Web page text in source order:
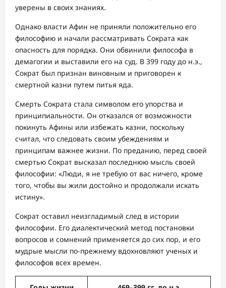
уверены в своих знаниях.
Однако власти Афин не приняли положительно его
философию и начали рассматривать Сократа как
опасность для порядка. Они обвинили философа в
демагогии и выставили его на суд. В 399 году до н.э.,
Сократ был признан виновным и приговорен к
смертной казни путем питья яда.
Смерть Сократа стала символом его упорства и
принципиальности. Он отказался от возможности
покинуть Афины или избежать казни, поскольку
считал, что следовать своим убеждениям и
принципам важнее жизни. По преданию, перед своей
смертью Сократ высказал последнюю мысль своей
философии: «Люди, я не требую от вас ничего, кроме
того, чтобы вы жили достойно и продолжали искать
истину».
Сократ оставил неизгладимый след в истории
философии. Его диалектический метод постановки
вопросов и сомнений применяется до сих пор, и его
мудрые мысли по-прежнему вдохновляют ученых и
философов всех времен.